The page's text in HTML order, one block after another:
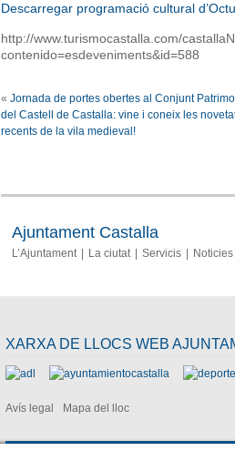
Descarregar programació cultural
http://www.turismocastalla.com/
contenido=esdeveniments&id=588
« Jornada de portes obertes al Conjunt
del Castell de Castalla: vine i coneix les
recents de la vila medieval!
Ajuntament Castalla
L’Ajuntament La ciutat Servicis Noticies
XARXA DE LLOCS WEB
Avís legal Mapa del lloc